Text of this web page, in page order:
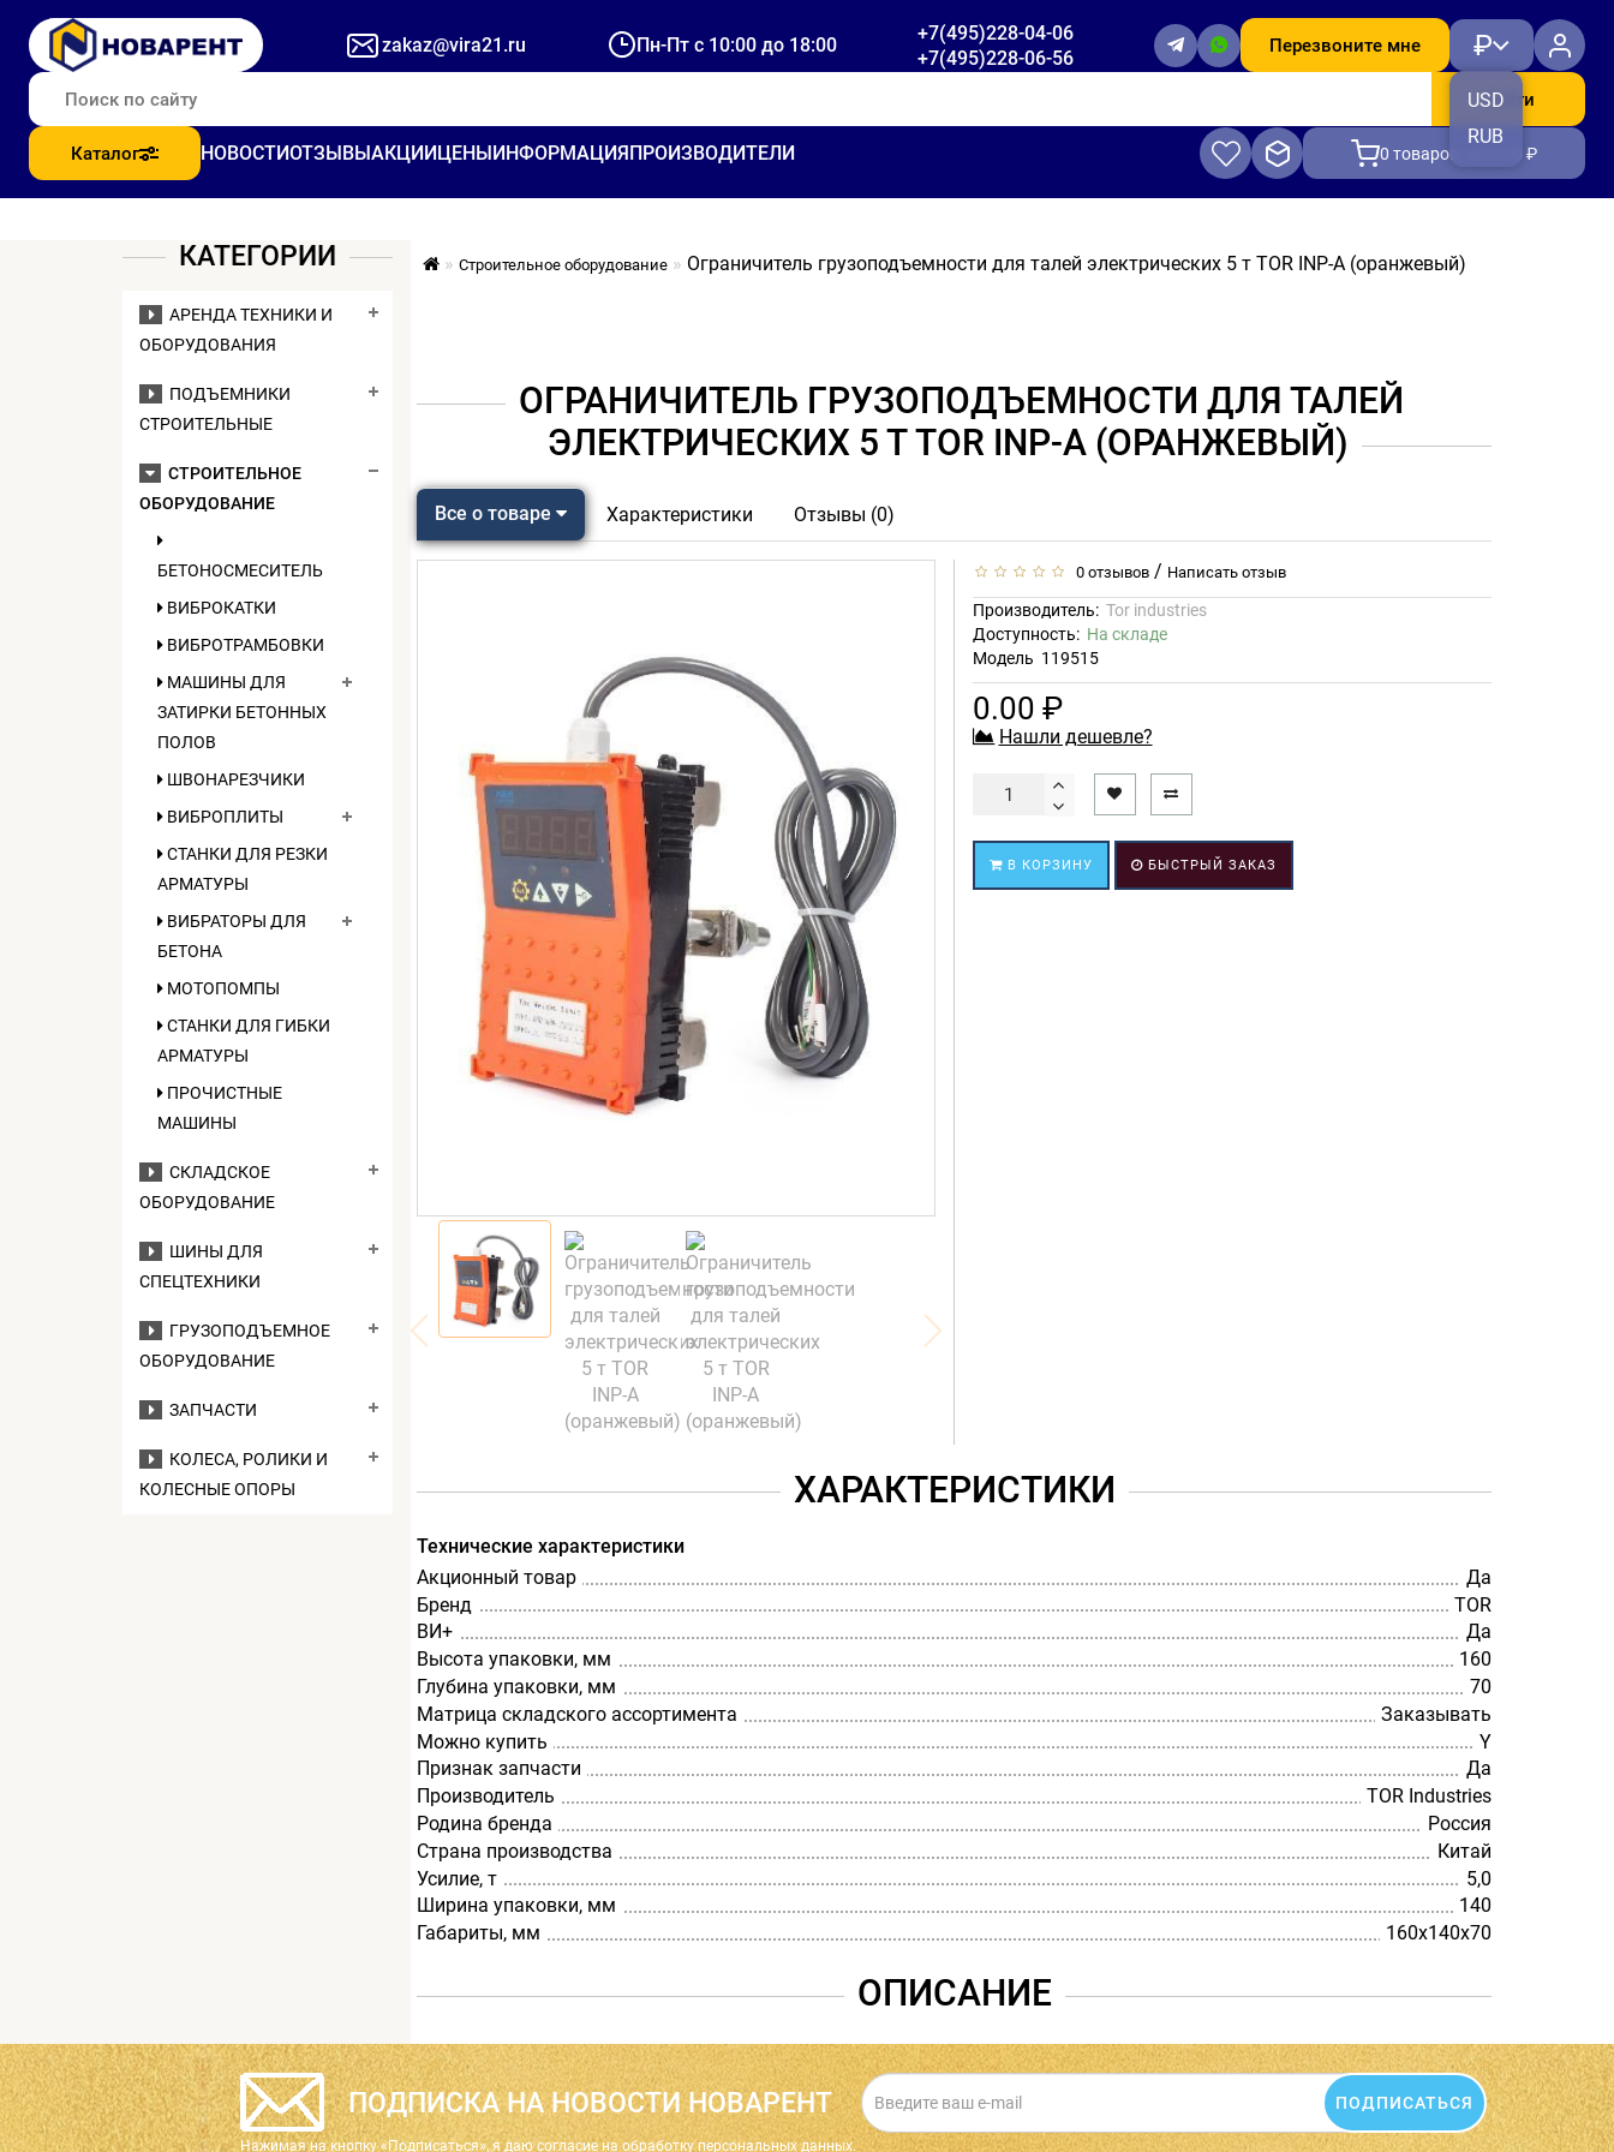
zakaz@vira21.ru Пн-Пт с 10:00 до 18:00
+7(495)228-04-06
+7(495)228-06-56
Перезвоните мне ₽
USD
RUB
Найти
Каталог НОВОСТИОТЗЫВЫАКЦИИЦЕНЫИНФОРМАЦИЯПРОИЗВОДИТЕЛИ 0 товаров, на 0.00 ₽
КАТЕГОРИИ
АРЕНДА ТЕХНИКИ И
ОБОРУДОВАНИЯ
ПОДЪЕМНИКИ
СТРОИТЕЛЬНЫЕ
СТРОИТЕЛЬНОЕ
ОБОРУДОВАНИЕ
БЕТОНОСМЕСИТЕЛЬ
ВИБРОКАТКИ
ВИБРОТРАМБОВКИ
МАШИНЫ ДЛЯ
ЗАТИРКИ БЕТОННЫХ
ПОЛОВ
ШВОНАРЕЗЧИКИ
ВИБРОПЛИТЫ
СТАНКИ ДЛЯ РЕЗКИ
АРМАТУРЫ
ВИБРАТОРЫ ДЛЯ
БЕТОНА
МОТОПОМПЫ
СТАНКИ ДЛЯ ГИБКИ
АРМАТУРЫ
ПРОЧИСТНЫЕ
МАШИНЫ
СКЛАДСКОЕ
ОБОРУДОВАНИЕ
ШИНЫ ДЛЯ
СПЕЦТЕХНИКИ
ГРУЗОПОДЪЕМНОЕ
ОБОРУДОВАНИЕ
ЗАПЧАСТИ
КОЛЕСА, РОЛИКИ И
КОЛЕСНЫЕ ОПОРЫ
Строительное оборудование Ограничитель грузоподъемности для талей электрических 5 т TOR INP-A (оранжевый)
ОГРАНИЧИТЕЛЬ ГРУЗОПОДЪЕМНОСТИ ДЛЯ ТАЛЕЙ
ЭЛЕКТРИЧЕСКИХ 5 Т TOR INP-A (ОРАНЖЕВЫЙ)
Все о товаре Характеристики Отзывы (0)
0 отзывов / Написать отзыв
Производитель: Tor industries
Доступность: На складе
Модель 119515
0.00 ₽
Нашли дешевле?
В КОРЗИНУ БЫСТРЫЙ ЗАКАЗ
ХАРАКТЕРИСТИКИ
Технические характеристики
Акционный товар
Да
Бренд
TOR
ВИ+
Да
Высота упаковки, мм
160
Глубина упаковки, мм
70
Матрица складского ассортимента
Заказывать
Можно купить
Y
Признак запчасти
Да
Производитель
TOR Industries
Родина бренда
Россия
Страна производства
Китай
Усилие, т
5,0
Ширина упаковки, мм
140
Габариты, мм
160х140х70
ОПИСАНИЕ
ПОДПИСКА НА НОВОСТИ НОВАРЕНТ ПОДПИСАТЬСЯ
Нажимая на кнопку «Подписаться», я даю cогласие на обработку персональных данных.